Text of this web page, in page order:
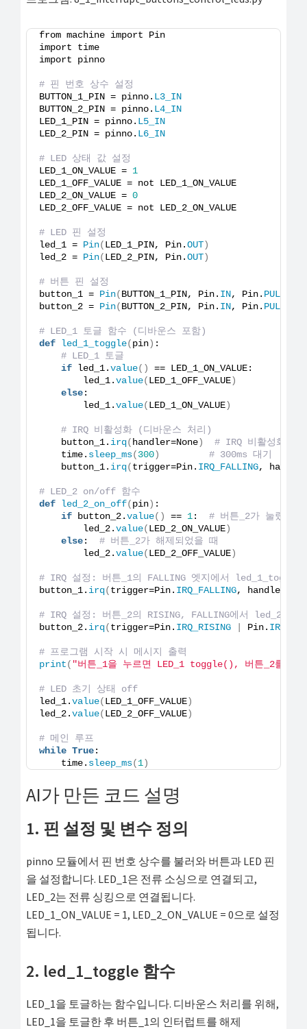
from machine import Pin
import time
import pinno
# 핀 번호 상수 설정
BUTTON_1_PIN = pinno. L3_IN
BUTTON_2_PIN = pinno. L4_IN
LED_1_PIN = pinno. L5_IN
LED_2_PIN = pinno. L6_IN
# LED 상태 값 설정
LED_1_ON_VALUE = 1
LED_1_OFF_VALUE = not LED_1_ON_VALUE
LED_2_ON_VALUE = 0
LED_2_OFF_VALUE = not LED_2_ON_VALUE
# LED 핀 설정
led_1 = Pin(LED_1_PIN, Pin.OUT)
led_2 = Pin(LED_2_PIN, Pin.OUT)
# 버튼 핀 설정
button_1 = Pin(BUTTON_1_PIN, Pin. IN, Pin. PULL_UP
button_2 = Pin(BUTTON_2_PIN, Pin. IN, Pin.
# LED_1 토글 함수 (디바운스 포함)
def led_1_toggle(pin) :
# LED_1 토글
if led_1.value()
== LED_1_ON_VALUE:
        led_1.
value(LED_1_OFF_VALUE)
else:
        led_1.
value(LED_1_ON_VALUE)
# IRQ 비활성화 (디바운스 처리)
    button_1.
irq( handler=None)
# IRQ 비활성화
    time.
sleep_ms(300)
# 300ms 대기
    button_1.
irq(trigger=Pin. IRQ_FALLING,
# LED_2 on/off 함수
def led_2_on_off(pin) :
if button_2.value() == 1: # 버튼_2가 눌렸을
        led_2.
value(LED_2_ON_VALUE)
else: # 버튼_2가 해제되었을 때
        led_2.
value(LED_2_OFF_VALUE)
# IRQ 설정: 버튼_1의 FALLING 엣지에서
button_1. irq(trigger=Pin. IRQ_FALLING,
# IRQ 설정: 버튼_2의 RISING, FALLING에서
button_2. irq(trigger=Pin. IRQ_RISING Pin.
# 프로그램 시작 시 메시지 출력
print( "버튼_1을 누르면 LED_1 toggle(), 버튼_2를
# LED 초기 상태 off
led_1.value(LED_1_OFF_VALUE)
led_2.value(LED_2_OFF_VALUE)
# 메인 루프
while True:
    time.
sleep_ms(1)
AI가 만든 코드 설명
1. 핀 설정 및 변수 정의
pinno 모듈에서 핀 번호 상수를 불러와 버튼과 LED 핀
을 설정합니다. LED_1은 전류 소싱으로 연결되고,
LED_2는 전류 싱킹으로 연결됩니다.
LED_1_ON_VALUE = 1, LED_2_ON_VALUE = 0으로 설정
됩니다.
2. led_1_toggle 함수
LED_1을 토글하는 함수입니다. 디바운스 처리를 위해,
LED_1을 토글한 후 버튼_1의 인터럽트를 해제